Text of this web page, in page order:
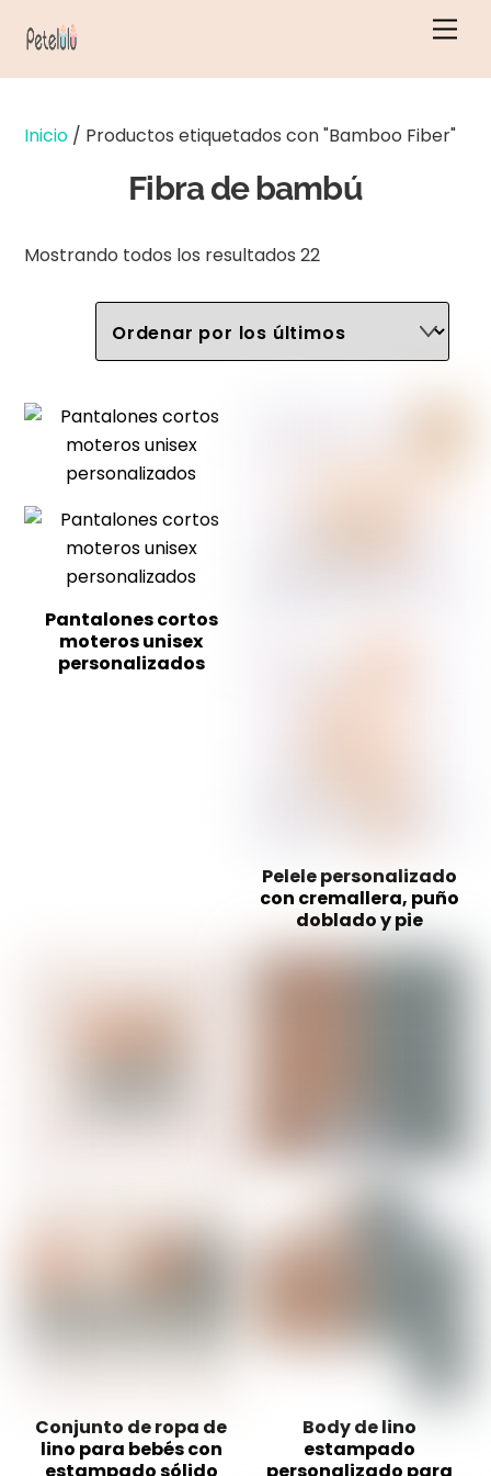
Inicio / Productos etiquetados con "Bamboo Fiber"
Fibra de bambú
Mostrando todos los resultados 22Ordenado
los
últimos
Pantalones cortos
moteros unisex
personalizados
Pelele personalizado
con cremallera, puño
doblado y pie
Conjunto de ropa de
lino para bebés con
estampado sólido
Body de lino
estampado
personalizado para